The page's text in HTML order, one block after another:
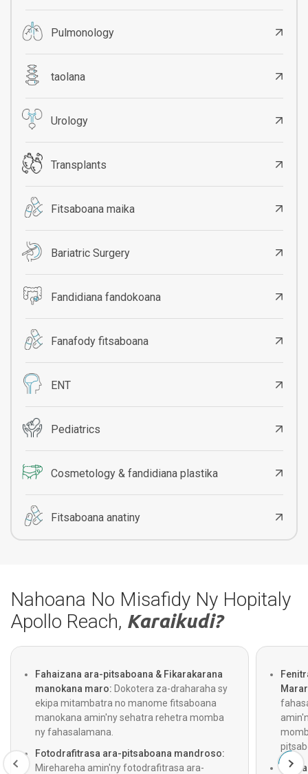
Pulmonology
taolana
Urology
Transplants
Fitsaboana maika
Bariatric Surgery
Fandidiana fandokoana
Fanafody fitsaboana
ENT
Pediatrics
Cosmetology & fandidiana plastika
Fitsaboana anatiny
Nahoana No Misafidy Ny Hopitaly
Apollo Reach, Karaikudi?
Fahaizana ara-pitsaboana & Fikarakarana
manokana maro: Dokotera za-draharaha sy
ekipa mitambatra no manome fitsaboana
manokana amin'ny sehatra rehetra momba
ny fahasalamana.
Fotodrafitrasa ara-pitsaboana mandroso:
Mirehareha amin'ny fotodrafitrasa ara-